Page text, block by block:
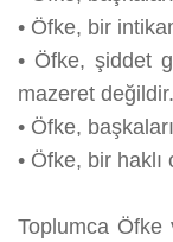
• Öfke, bir
• Öfke, şiddet
mazeret değildir.
• Öfke,
• Öfke, bir haklı
Toplumca Öfke